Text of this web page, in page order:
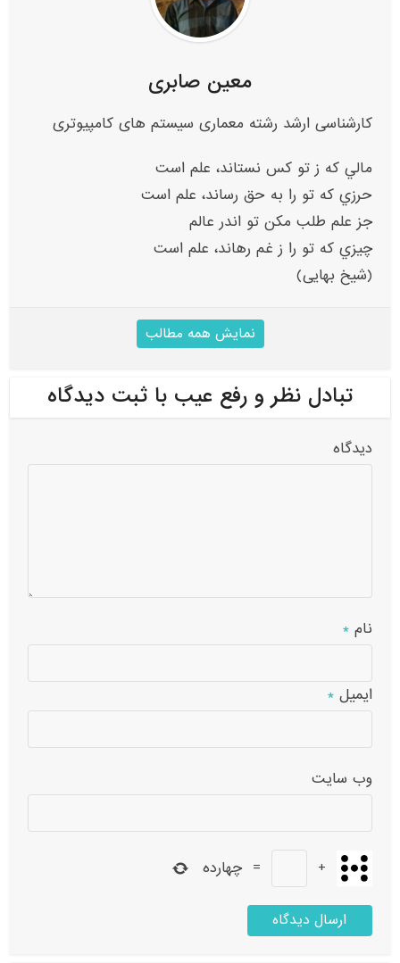
معین صابری
کارشناسی ارشد رشته معماری سیستم های کامپیوتری
مالي که ز تو کس نستاند، علم است
حرزي که تو را به حق رساند، علم است
جز علم طلب مکن تو اندر عالم
چيزي که تو را ز غم رهاند، علم است
(شیخ بهایی)
نمایش همه مطالب
تبادل نظر و رفع عیب با ثبت دیدگاه
دیدگاه
نام*
ایمیل*
وب‌ سایت
+
= چهارده